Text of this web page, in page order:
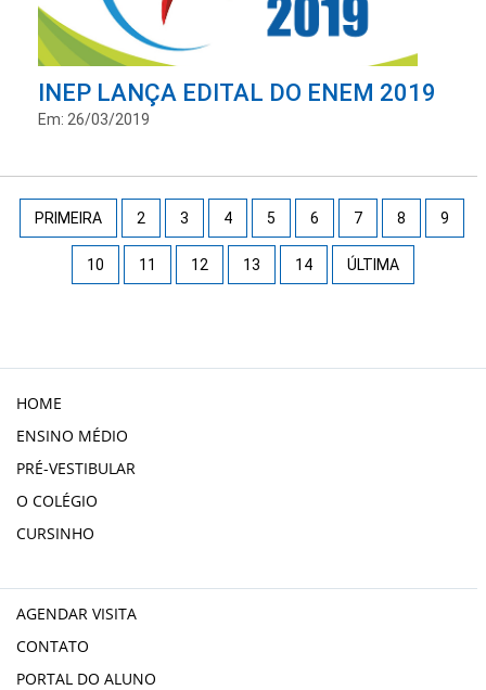
INEP LANÇA EDITAL DO ENEM 2019
Em: 26/03/2019
PRIMEIRA 2 3 4 5 6 7 8 9
10 11 12 13 14 ÚLTIMA
HOME
ENSINO MÉDIO
PRÉ-VESTIBULAR
O COLÉGIO
CURSINHO
AGENDAR VISITA
CONTATO
PORTAL DO ALUNO